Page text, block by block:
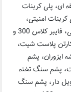
ای، پلی کربنات
امنیتی،
طلق، سایه روشن 300 گرمی، سایه روشن 450 گرمی، فایبر کلاس 300 و
کارتن پلاست شیت،
پشم
پشم شیشه 2 اینچ، پشم شیشه 5 سانت، پشم سنگ تخته
دار، پشم سنگ